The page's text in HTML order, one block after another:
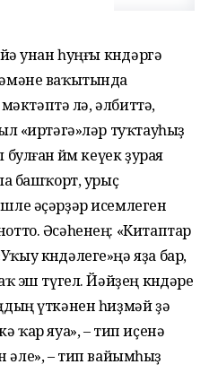
унан һуңғы көндәргә
ваҡытында
мәктәптә лә, әлбиттә,
«иртәгә»ләр туҡтауһыҙ
өйөм кеүек ҙурая
башҡорт, урыҫ
әҫәрҙәр исемлеген
Әсәһенең: «Китаптар
көндәлеге»ңә яҙа бар,
эш түгел. Йәйҙең көндәре
үткәнен һиҙмәй ҙә
ҡар яуа», – тип иҫенә
әле», – тип вайымһыҙ